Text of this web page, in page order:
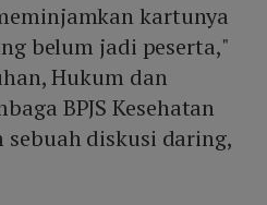
kartunya
belum jadi peserta,"
Hukum dan
BPJS Kesehatan
sebuah diskusi daring,